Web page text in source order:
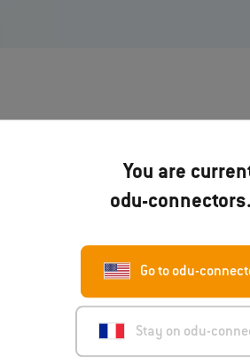
You are
odu-
Go to odu-
Stay on odu-
Limited-use connectors
Télécharger maintenant